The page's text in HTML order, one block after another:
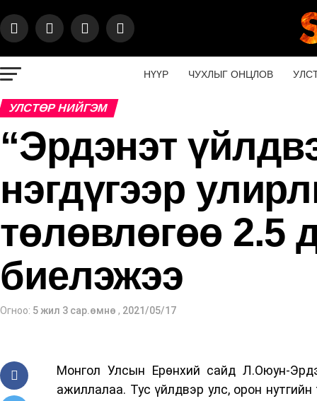
НҮҮР ЧУХЛЫГ ОНЦЛОВ
УЛСТӨР НИЙГЭМ
“Эрдэнэт
нэгдүгээр
төлөвлөгөө 2.5
биелэжээ
Огноо: 5 жил 3 сар.өмнө , 2021/05/17
Монгол Улсын Ерөнхий сайд Л.Оюун-
ажиллалаа. Тус үйлдвэр улс, орон